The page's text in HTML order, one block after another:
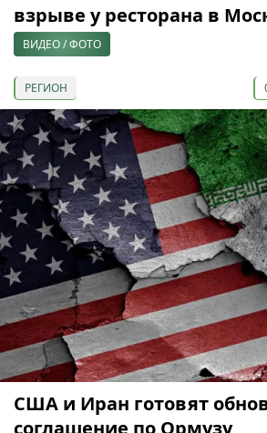
взрыве у ресторана в
ВИДЕО / ФОТО
РЕГИОН
США и Иран готовят